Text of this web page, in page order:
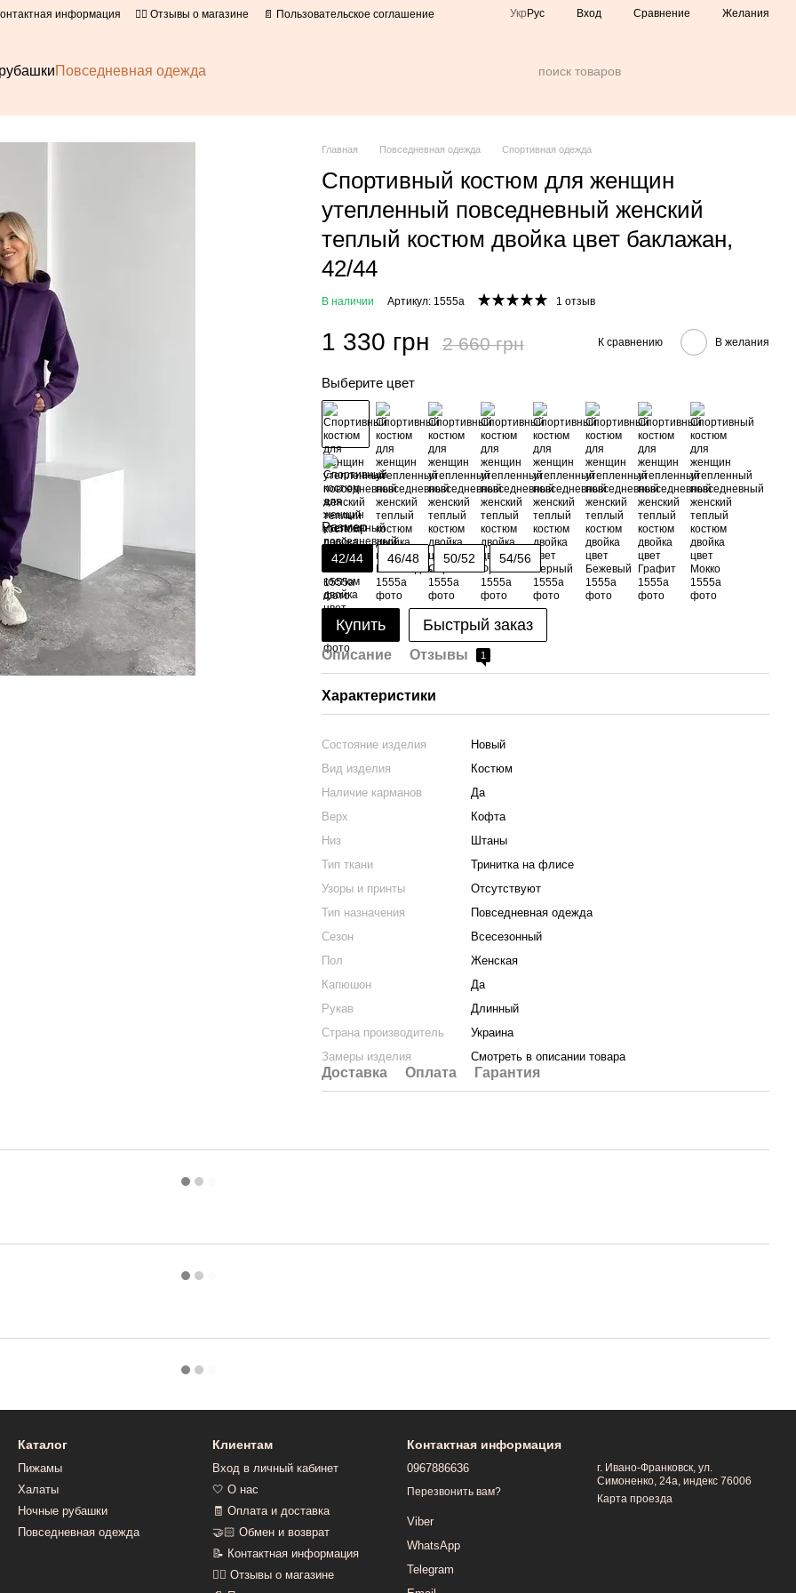
информация 👍🏻 Отзывы о магазине 📄 Пользовательское соглашение Укр Рус Вход Сравнение Желания
Повседневная одежда
Главная Повседневная одежда Спортивная одежда
Спортивный костюм для женщин
утепленный повседневный женский
теплый костюм двойка цвет баклажан,
42/44
В наличии Артикул: 1555а 1 отзыв
1 330 грн 2 660 грн К сравнению В желания
Выберите цвет
Размер
42/44 46/48 50/52 54/56
Купить Быстрый заказ
Описание Отзывы 1
Характеристики
Состояние изделия
Новый
Вид изделия
Костюм
Наличие карманов
Да
Верх
Кофта
Низ
Штаны
Тип ткани
Тринитка на флисе
Узоры и принты
Отсутствуют
Тип назначения
Повседневная одежда
Сезон
Всесезонный
Пол
Женская
Капюшон
Да
Рукав
Длинный
Страна производитель
Украина
Замеры изделия
Смотреть в описании товара
Доставка Оплата Гарантия
Каталог
Пижамы
Халаты
Ночные рубашки
Повседневная одежда
Клиентам
Вход в личный кабинет
🤍 О нас
🧾 Оплата и доставка
🤝🏻 Обмен и возврат
📝 Контактная информация
👍🏻 Отзывы о магазине
Контактная информация
0967886636
Перезвонить вам?
Viber
WhatsApp
Telegram
г. Ивано-Франковск, ул.
Симоненко, 24а, индекс 76006
Карта проезда